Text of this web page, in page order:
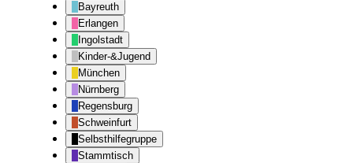
Bayreuth
Erlangen
Ingolstadt
Kinder-&Jugend
München
Nürnberg
Regensburg
Schweinfurt
Selbsthilfegruppe
Stammtisch